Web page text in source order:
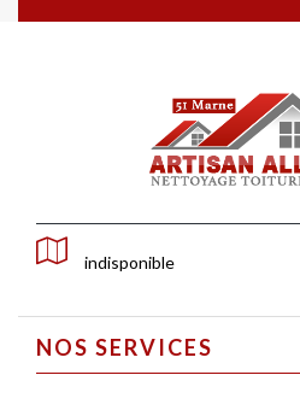
indisponible
NOS SERVICES